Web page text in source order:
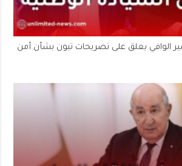
الوافي يعلق على تصريحات تبون بشأن أمن